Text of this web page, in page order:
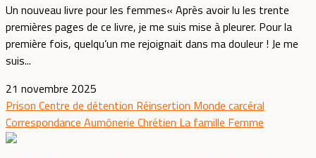
Un nouveau livre pour les femmes« Après avoir lu les trente
premières pages de ce livre, je me suis mise à pleurer. Pour la
première fois, quelqu’un me rejoignait dans ma douleur ! Je me
suis...
21 novembre 2025
Prison Centre de détention Réinsertion Monde carcéral
Correspondance Aumônerie Chrétien La famille Femme